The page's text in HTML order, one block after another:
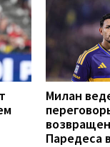
Милан
Паредеса